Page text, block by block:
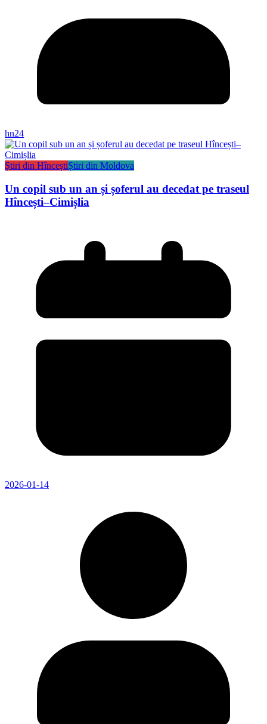
hn24
Știri din HînceștiȘtiri din Moldova
Un copil sub un an și șoferul au decedat pe traseul
Hîncești–Cimișlia
2026-01-14